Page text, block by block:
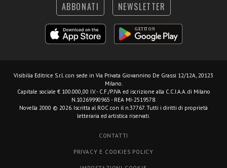
ABBONATI NEWSLETTER
Visibilia Editrice S.r.l. con sede in Via Privata Giovannino De Grassi 12/12A, 20123
Milano.
Capitale sociale € 100.000,00 I.V. - C.F./P.IVA ed iscrizione alla C.C.I.A.A. di Milano
N.10269990965 - REA MI-2519578.
Novella 2000 © 2026. Iscritta al ROC con il n.37767. Tutti i diritti di proprietà
letteraria ed artistica riservati.
CONTATTI
PRIVACY E COOKIES POLICY